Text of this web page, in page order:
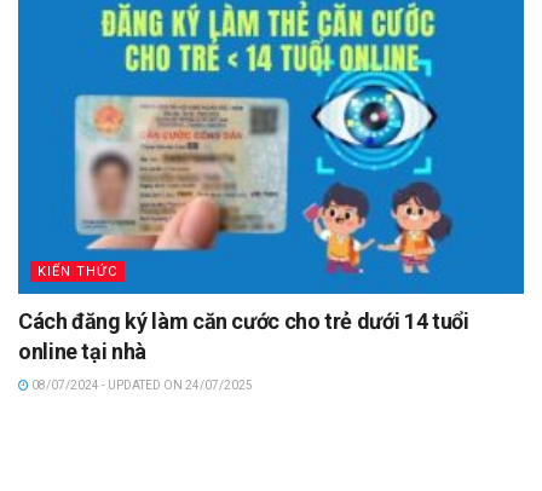
KIẾN THỨC
Cách đăng ký làm căn cước cho trẻ dưới 14 tuổi
online tại nhà
08/07/2024 - UPDATED ON 24/07/2025